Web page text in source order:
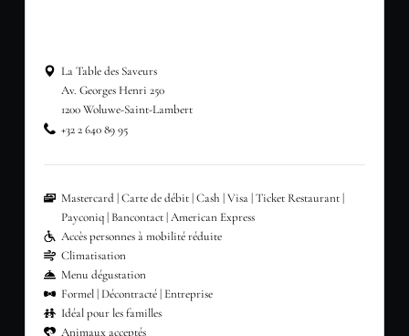
La Table des Saveurs
Av. Georges Henri 250
1200 Woluwe-Saint-Lambert
+32 2 640 89 95
Mastercard Carte de débit Cash Visa Ticket Restaurant
Payconiq Bancontact American Express
Accès personnes à mobilité réduite
Climatisation
Menu dégustation
Formel Décontracté Entreprise
Idéal pour les familles
Animaux acceptés